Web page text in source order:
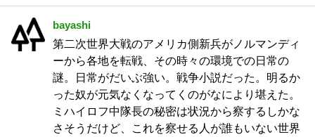
bayashi
第二次世界大戦のアメリカ側新兵がノルマンディ
ーから各地を転戦、その時々の環境での日常の
謎。日常がだいぶ強い。戦争小説だった。明るか
った奴が元気なくなってくのがなにより堪えた。
ミハイロフ中隊長の秘密は状況から察するしかな
さそうだけど、これを察せる人が誰もいない世界